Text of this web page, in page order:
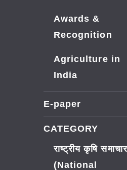
Awards &
Recognition
Agriculture in
India
E-paper
CATEGORY
राष्ट्रीय कृषि समाचार
(National